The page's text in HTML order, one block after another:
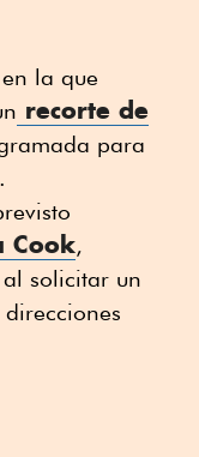
la que
recorte de
para
Cook,
solicitar un